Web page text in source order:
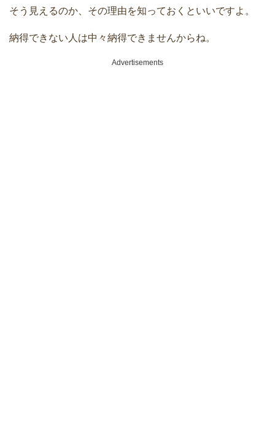
そう見えるのか、その理由を知っておくといいですよ。
納得できない人は中々納得できませんからね。
Advertisements